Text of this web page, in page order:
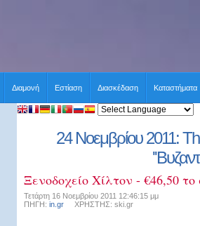
Διαμονή Εστίαση Διασκέδαση Καταστήματα
24 Νοεμβρίου 2011:
Ξενοδοχείο Χίλτον - €46,50
Τετάρτη 16 Νοεμβρίου 2011 12:46:15 μμ
ΠΗΓΗ: in.gr ΧΡΗΣΤΗΣ: ski.gr